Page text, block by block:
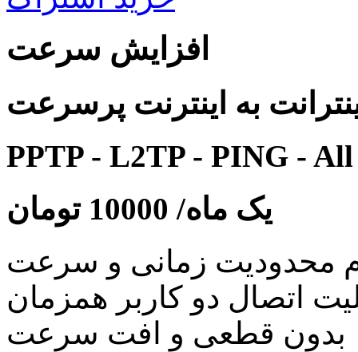
افزایش سرعت
به اینترنت پرسرعت
PPTP - L2TP - PING -
یک ماه/ 10000 تومان
محدودیت زمانی و سرعت
اتصال دو کاربر همزمان
بدون قطعی و افت سرعت